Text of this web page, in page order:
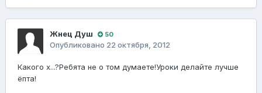
Жнец Душ 50
Опубликовано 22 октября, 2012
Какого х...?Ребята не о том думаете!Уроки делайте лучше
ёпта!